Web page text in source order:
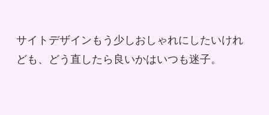
サイトデザインもう少しおしゃれにしたいけれ
ども、どう直したら良いかはいつも迷子。